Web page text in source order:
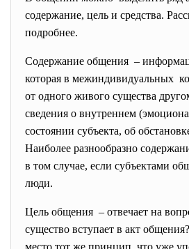
содержание, цель и средства.
подробнее.
Содержание общения –
которая в межиндивидуальных
от одного живого существа
сведения о внутреннем
состоянии субъекта, об
Наиболее разнообразно
в том случае, если субъектами
люди.
Цель общения – отвечает на
существо вступает в акт
место тот же принцип, что уже